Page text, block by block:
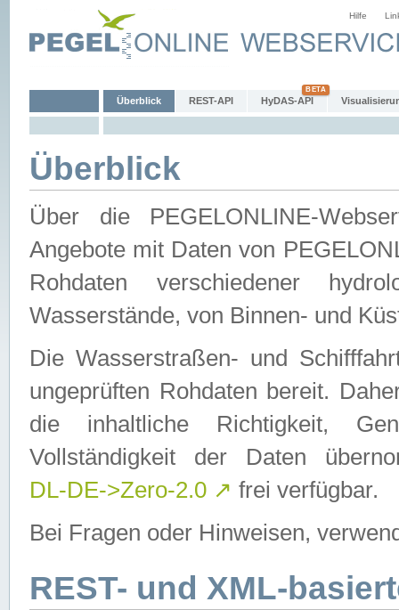
Hilfe
Überblick REST-API HyDAS-API
Überblick
Über die PEGELONLINE-
Angebote mit Daten von
Rohdaten verschiedener
Wasserstände, von Binnen- und
Die Wasserstraßen- und
ungeprüften Rohdaten bereit.
die inhaltliche Richtigkeit,
Vollständigkeit der Daten
DL-DE->Zero-2.0 ↗ frei verfügbar.
Bei Fragen oder Hinweisen,
REST- und XML-